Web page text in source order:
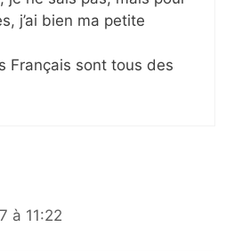
j’ai bien ma petite
Français sont tous des
à 11:22